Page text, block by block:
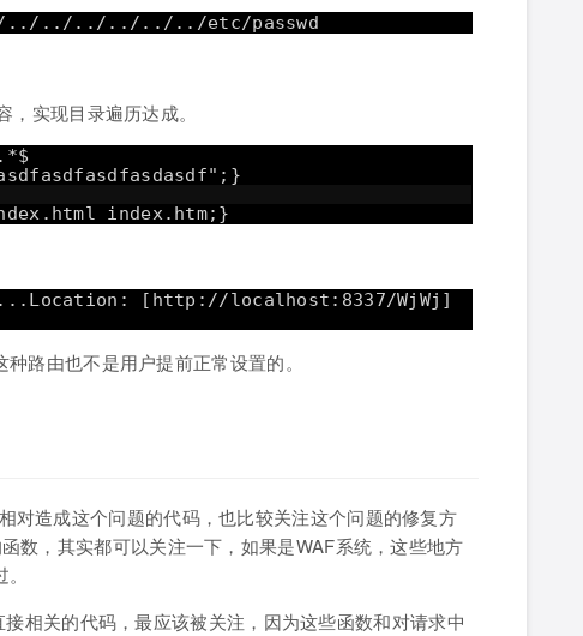
../../../../../../etc/passwd
实现目录遍历达成。
index.htm;}
[ http://localhost:8337/WjWj ]
路由也不是用户提前正常设置的。
对造成这个问题的代码，也比较关注这个问题的修复方
数，其实都可以关注一下，如果是WAF系统，这些地方
相关的代码，最应该被关注，因为这些函数和对请求中